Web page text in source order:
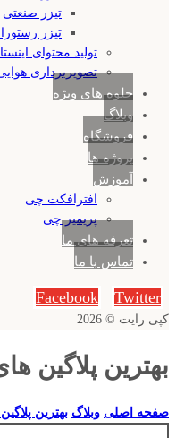
تیزر صنعتی
تیزر
تولید محتوای
تصویربرداری
جلوه های ویژه
وبلاگ
فروشگاه
پروژه ها
آموزش
افترافکت چی
پریمیر چی
تعرفه های ما
تماس با ما
Facebook Twitter
کپی رایت © 2026
بهترین پلاگین
صفحه اصلی وبلاگ بهترین